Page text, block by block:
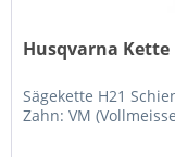
Husqvarna Kette
Sägekette H21
Zahn: VM